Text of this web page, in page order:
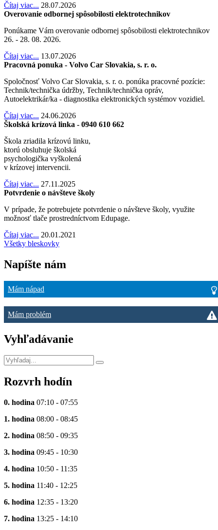
Čítaj viac... 28.07.2026
Overovanie odbornej spôsobilosti elektrotechnikov
Ponúkame Vám overovanie odbornej spôsobilosti elektrotechnikov
26. - 28. 08. 2026.
Čítaj viac... 13.07.2026
Pracovná ponuka - Volvo Car Slovakia, s. r. o.
Spoločnosť Volvo Car Slovakia, s. r. o. ponúka pracovné pozície:
Technik/technička údržby, Technik/technička opráv,
Autoelektrikár/ka - diagnostika elektronických systémov vozidiel.
Čítaj viac... 24.06.2026
Školská krízová linka - 0940 610 662
Škola zriadila krízovú linku,
ktorú obsluhuje školská
psychologička vyškolená
v krízovej intervencii.
Čítaj viac... 27.11.2025
Potvrdenie o návšteve školy
V prípade, že potrebujete potvrdenie o návšteve školy, využite
možnosť tlače prostredníctvom Edupage.
Čítaj viac... 20.01.2021
Všetky bleskovky
Napíšte nám
Mám nápad
Mám problém
Vyhľadávanie
Rozvrh hodín
0. hodina 07:10 - 07:55
1. hodina 08:00 - 08:45
2. hodina 08:50 - 09:35
3. hodina 09:45 - 10:30
4. hodina 10:50 - 11:35
5. hodina 11:40 - 12:25
6. hodina 12:35 - 13:20
7. hodina 13:25 - 14:10